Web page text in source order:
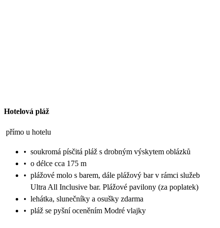
Hotelová pláž
přímo u hotelu
• soukromá písčitá pláž s drobným výskytem oblázků
• o délce cca 175 m
• plážové molo s barem, dále plážový bar v rámci služeb
Ultra All Inclusive bar. Plážové pavilony (za poplatek)
• lehátka, slunečníky a osušky zdarma
• pláž se pyšní oceněním Modré vlajky